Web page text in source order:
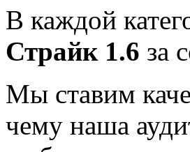
В каждой
Страйк 1.6 за
Мы ставим
чему наша